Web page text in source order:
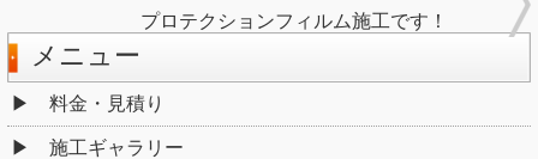
プロテクションフィルム施工です！
メニュー
料金・見積り
施工ギャラリー